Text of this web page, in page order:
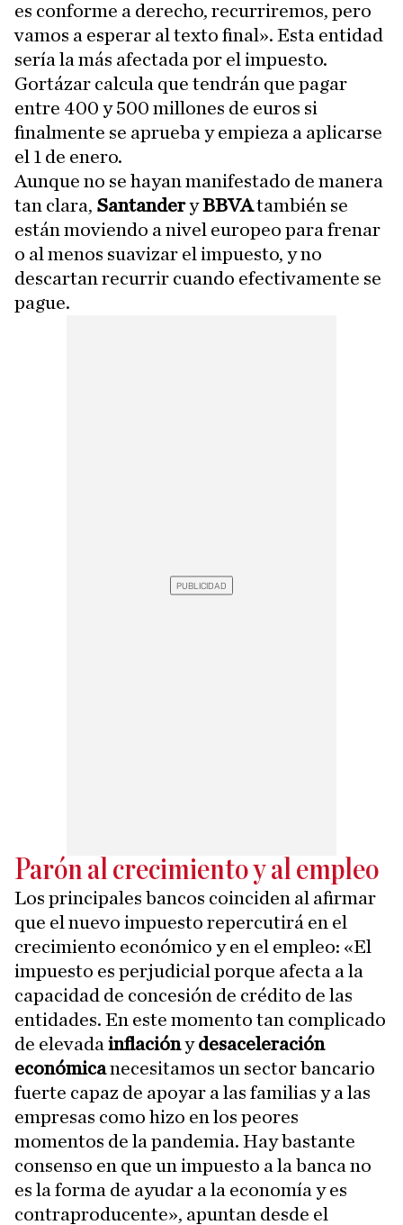
es conforme a derecho, recurriremos, pero
vamos a esperar al texto final». Esta entidad
sería la más afectada por el impuesto.
Gortázar calcula que tendrán que pagar
entre 400 y 500 millones de euros si
finalmente se aprueba y empieza a aplicarse
el 1 de enero.
Aunque no se hayan manifestado de manera
tan clara, SantanderyBBVAtambién se
están moviendo a nivel europeo para frenar
o al menos suavizar el impuesto, y no
descartan recurrir cuando efectivamente se
pague.
Parón al crecimiento y al empleo
Los principales bancos coinciden al afirmar
que el nuevo impuesto repercutirá en el
crecimiento económico y en el empleo: «El
impuesto es perjudicial porque afecta a la
capacidad de concesión de crédito de las
entidades. En este momento tan complicado
de elevada inflaciónydesaceleración
económicanecesitamos un sector bancario
fuerte capaz de apoyar a las familias y a las
empresas como hizo en los peores
momentos de la pandemia. Hay bastante
consenso en que un impuesto a la banca no
es la forma de ayudar a la economía y es
contraproducente», apuntan desde el